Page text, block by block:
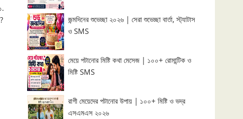
জন্মদিনের শুভেচ্ছা ২০২৬ | সেরা শুভেচ্ছা বার্তা, স্ট্যাটাস
ও SMS
মেয়ে পটানোর মিষ্টি কথা মেসেজ | ১০০+ রোমান্টিক ও
মিষ্টি SMS
রাগী মেয়েদের পটানোর উপায় | ১০০+ মিষ্টি ও ভদ্র
এসএমএস ২০২৬